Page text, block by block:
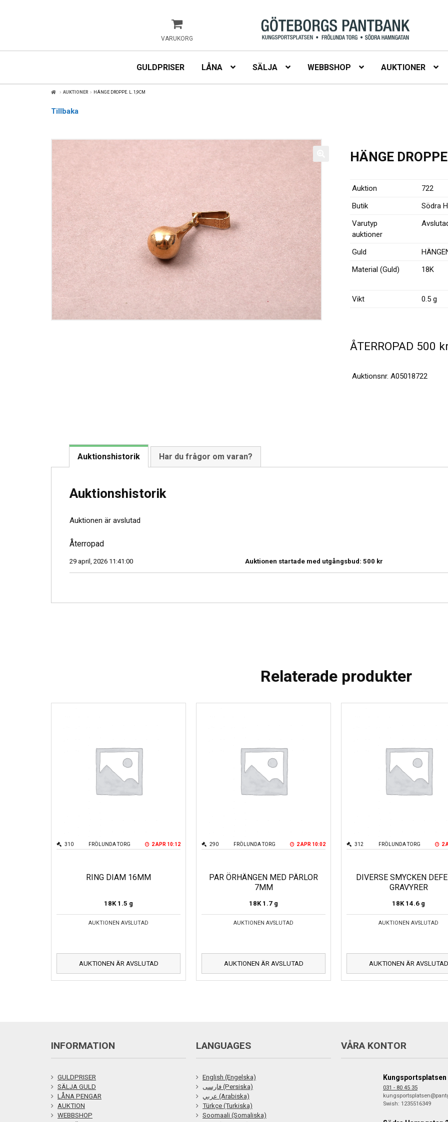
VARUKORG
GULDPRISER LÅNA SÄLJA WEBBSHOP AUKTIONER
AUKTIONER HÄNGE DROPPE. L. 1,9CM
Tillbaka
HÄNGE
Auktion
722
Butik
Södra
Varutyp
auktioner
Guld
Material (Guld)
18K
Vikt 0.5 g
ÅTERROPAD 500
Auktionsnr. A05018722
Auktionshistorik Har du frågor om varan?
Auktionshistorik
Auktionen är avslutad
Återropad
29 april, 2026 11:41:00 Auktionen startade med utgångsbud:500 kr
Relaterade produkter
FRÖLUNDA TORG
310 2 APR 10:12
RING DIAM 16MM
18K 1.5 g
AUKTIONEN AVSLUTAD
AUKTIONEN ÄR AVSLUTAD
FRÖLUNDA TORG
290 2 APR 10:02
PAR ÖRHÄNGEN MED PÄRLOR
7MM
18K 1.7 g
AUKTIONEN AVSLUTAD
AUKTIONEN ÄR AVSLUTAD
FRÖLUNDA TORG
312 2
DIVERSE SMYCKEN
GRAVYRER
18K 14.6 g
AUKTIONEN AVSLUTAD
AUKTIONEN ÄR AVSLUTAD
INFORMATION
GULDPRISER
SÄLJA GULD
LÅNA PENGAR
AUKTION
WEBBSHOP
LANGUAGES
English (Engelska)
فارسی (Persiska)
عربي (Arabiska)
Türkçe (Turkiska)
Soomaali (Somaliska)
VÅRA KONTOR
Kungsportsplatsen
031 - 80 45 35
Swish: 1235516349